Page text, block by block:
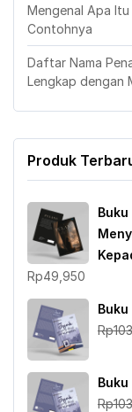
Mengenal Apa
Contohnya
Daftar Nama
Lengkap dengan
Produk
Rp49,950
Rp
Rp